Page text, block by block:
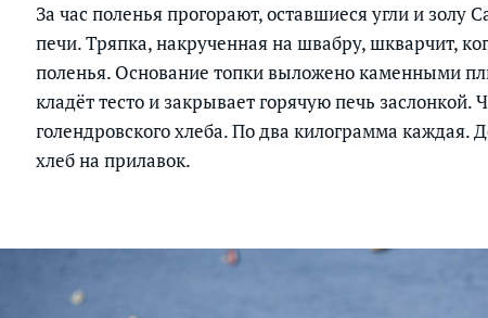
За час поленья прогорают, оставшиеся угли и золу
печи. Тряпка, накрученная на швабру, шкварчит,
поленья. Основание топки выложено каменными
кладёт тесто и закрывает горячую печь заслонкой.
голендровского хлеба. По два килограмма
хлеб на прилавок.